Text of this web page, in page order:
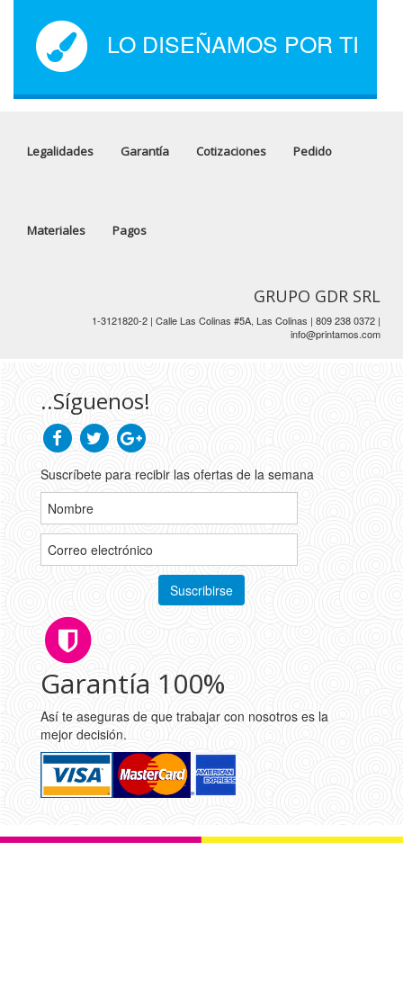
LO DISEÑAMOS POR TI
Legalidades Garantía Cotizaciones Pedido
Materiales Pagos
GRUPO GDR SRL
1-3121820-2 | Calle Las Colinas #5A, Las Colinas | 809 238 0372 |
info@printamos.com
..Síguenos!
Suscríbete para recibir las ofertas de la semana
Garantía 100%
Así te aseguras de que trabajar con nosotros es la
mejor decisión.